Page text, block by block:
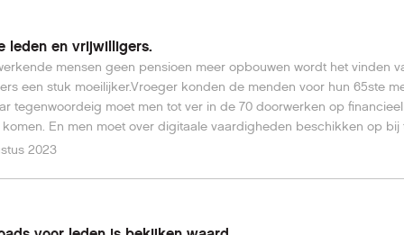
leden en vrijwilligers.
mensen geen pensioen meer opbouwen wordt het vinden
een stuk moeilijker.Vroeger konden de menden voor hun 65ste
tegenwoordeig moet men tot ver in de 70 doorwerken op
komen. En men moet over digitaale vaardigheden beschikken op bij
Digitale vaardigheden verwijzen naar de competenties en
steeds belangrijker geworden, omdat technologie een integraal
2023